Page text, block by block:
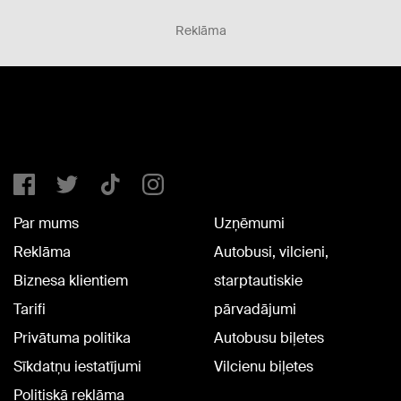
Reklāma
Par mums
Reklāma
Biznesa klientiem
Tarifi
Privātuma politika
Sīkdatņu iestatījumi
Politiskā reklāma
Uzņēmumi
Autobusi, vilcieni,
starptautiskie
pārvadājumi
Autobusu biļetes
Vilcienu biļetes